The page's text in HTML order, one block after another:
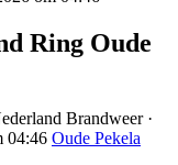
Ring Oude
Brandweer ·
04:46 Oude Pekela